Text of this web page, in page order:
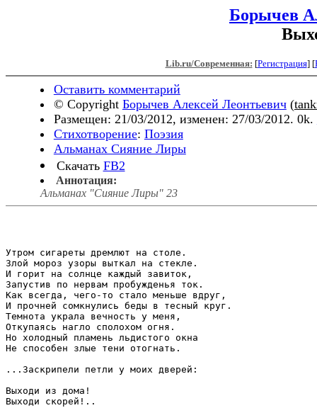
Борычев
Lib.ru/Современная: [Регистрация] [
Оставить комментарий
© Copyright Борычев Алексей Леонтьевич(
Размещен: 21/03/2012, изменен: 27/03/2012. 0k.
Стихотворение: Поэзия
Альманах Сияние Лиры
Скачать FB2
Аннотация:
Альманах "Сияние Лиры" 23
Утром сигареты дремлют на столе.
Злой мороз узоры выткал на стекле.
И горит на солнце каждый завиток,
Запустив по нервам пробужденья ток.
Как всегда, чего-то стало меньше вдруг,
И прочней сомкнулись беды в тесный круг.
Темнота украла вечность у меня,
Откупаясь нагло сполохом огня.
Но холодный пламень льдистого окна
Не способен злые тени отогнать.
...Заскрипели петли у моих дверей:
Выходи из дома!
Выходи скорей!..